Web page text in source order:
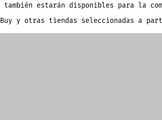
también estarán disponibles para la
y otras tiendas seleccionadas a